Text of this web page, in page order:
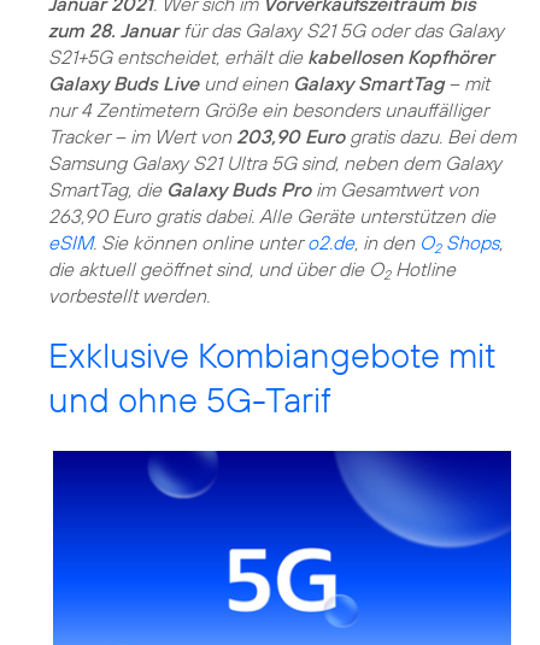
zum 28. Januarfür das Galaxy S21 5G oder das Galaxy
S21+5G entscheidet, erhält die kabellosen Kopfhörer
Galaxy Buds Liveund einen Galaxy SmartTag– mit
nur 4 Zentimetern Größe ein besonders unauffälliger
Tracker – im Wert von 203,90 Eurogratis dazu. Bei dem
Samsung Galaxy S21 Ultra 5G sind, neben dem Galaxy
SmartTag, die Galaxy Buds Proim Gesamtwert von
263,90 Euro gratis dabei. Alle Geräte unterstützen die
eSIM. Sie können online untero2.de, in den O2Shops,
die aktuell geöffnet sind, und über die O2Hotline
vorbestellt werden.
Exklusive Kombiangebote mit
und ohne 5G-Tarif